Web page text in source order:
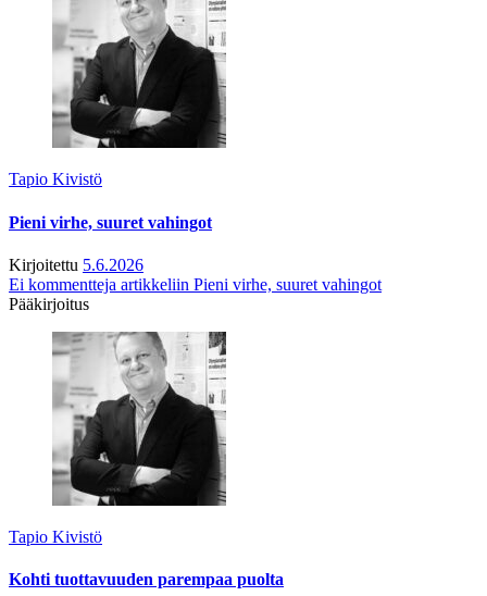
Tapio Kivistö
Pieni virhe, suuret vahingot
Kirjoitettu 5.6.2026
Ei kommentteja artikkeliin Pieni virhe, suuret vahingot
Pääkirjoitus
Tapio Kivistö
Kohti tuottavuuden parempaa puolta